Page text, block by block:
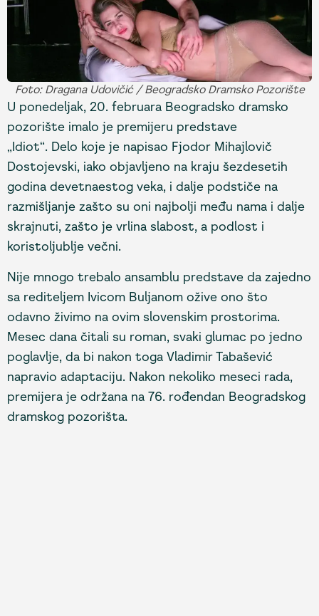
Foto: Dragana Udovičić / Beogradsko Dramsko Pozorište
U ponedeljak, 20. februara Beogradsko dramsko
pozorište imalo je premijeru predstave
„Idiot“. Delo koje je napisao Fjodor Mihajlovič
Dostojevski, iako objavljeno na kraju šezdesetih
godina devetnaestog veka, i dalje podstiče na
razmišljanje zašto su oni najbolji među nama i dalje
skrajnuti, zašto je vrlina slabost, a podlost i
koristoljublje večni.
Nije mnogo trebalo ansamblu predstave da zajedno
sa rediteljem Ivicom Buljanom ožive ono što
odavno živimo na ovim slovenskim prostorima.
Mesec dana čitali su roman, svaki glumac po jedno
poglavlje, da bi nakon toga Vladimir Tabašević
napravio adaptaciju. Nakon nekoliko meseci rada,
premijera je održana na 76. rođendan Beogradskog
dramskog pozorišta.